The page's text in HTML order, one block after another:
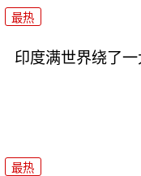
最热
印度满世界绕了一
最热